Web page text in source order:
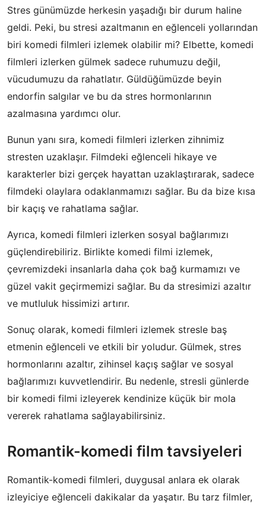
Stres günümüzde herkesin yaşadığı bir durum haline
geldi. Peki, bu stresi azaltmanın en eğlenceli yollarından
biri komedi filmleri izlemek olabilir mi? Elbette, komedi
filmleri izlerken gülmek sadece ruhumuzu değil,
vücudumuzu da rahatlatır. Güldüğümüzde beyin
endorfin salgılar ve bu da stres hormonlarının
azalmasına yardımcı olur.
Bunun yanı sıra, komedi filmleri izlerken zihnimiz
stresten uzaklaşır. Filmdeki eğlenceli hikaye ve
karakterler bizi gerçek hayattan uzaklaştırarak, sadece
filmdeki olaylara odaklanmamızı sağlar. Bu da bize kısa
bir kaçış ve rahatlama sağlar.
Ayrıca, komedi filmleri izlerken sosyal bağlarımızı
güçlendirebiliriz. Birlikte komedi filmi izlemek,
çevremizdeki insanlarla daha çok bağ kurmamızı ve
güzel vakit geçirmemizi sağlar. Bu da stresimizi azaltır
ve mutluluk hissimizi artırır.
Sonuç olarak, komedi filmleri izlemek stresle baş
etmenin eğlenceli ve etkili bir yoludur. Gülmek, stres
hormonlarını azaltır, zihinsel kaçış sağlar ve sosyal
bağlarımızı kuvvetlendirir. Bu nedenle, stresli günlerde
bir komedi filmi izleyerek kendinize küçük bir mola
vererek rahatlama sağlayabilirsiniz.
Romantik-komedi film tavsiyeleri
Romantik-komedi filmleri, duygusal anlara ek olarak
izleyiciye eğlenceli dakikalar da yaşatır. Bu tarz filmler,